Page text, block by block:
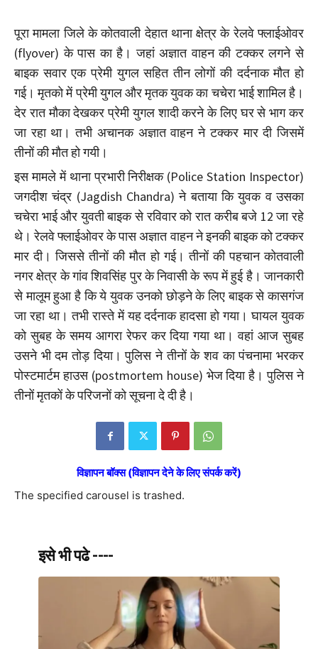
पूरा मामला जिले के कोतवाली देहात थाना क्षेत्र के रेलवे फ्लाईओवर
(flyover) के पास का है। जहां अज्ञात वाहन की टक्कर लगने से
बाइक सवार एक प्रेमी युगल सहित तीन लोगों की दर्दनाक मौत हो
गई। मृतको में प्रेमी युगल और मृतक युवक का चचेरा भाई शामिल है।
देर रात मौका देखकर प्रेमी युगल शादी करने के लिए घर से भाग कर
जा रहा था। तभी अचानक अज्ञात वाहन ने टक्कर मार दी जिसमें
तीनों की मौत हो गयी।
इस मामले में थाना प्रभारी निरीक्षक (Police Station Inspector)
जगदीश चंद्र (Jagdish Chandra) ने बताया कि युवक व उसका
चचेरा भाई और युवती बाइक से रविवार को रात करीब बजे 12 जा रहे
थे। रेलवे फ्लाईओवर के पास अज्ञात वाहन ने इनकी बाइक को टक्कर
मार दी। जिससे तीनों की मौत हो गई। तीनों की पहचान कोतवाली
नगर क्षेत्र के गांव शिवसिंह पुर के निवासी के रूप में हुई है। जानकारी
से मालूम हुआ है कि ये युवक उनको छोड़ने के लिए बाइक से कासगंज
जा रहा था। तभी रास्ते में यह दर्दनाक हादसा हो गया। घायल युवक
को सुबह के समय आगरा रेफर कर दिया गया था। वहां आज सुबह
उसने भी दम तोड़ दिया। पुलिस ने तीनों के शव का पंचनामा भरकर
पोस्टमार्टम हाउस (postmortem house) भेज दिया है। पुलिस ने
तीनों मृतकों के परिजनों को सूचना दे दी है।
विज्ञापन बॉक्स (विज्ञापन देने के लिए संपर्क करें)
The specified carousel is trashed.
इसे भी पढे ----